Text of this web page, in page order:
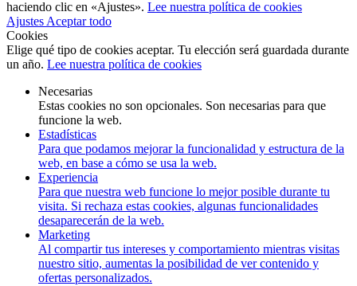
haciendo clic en «Ajustes». Lee nuestra política de cookies
Ajustes Aceptar todo
Cookies
Elige qué tipo de cookies aceptar. Tu elección será guardada durante
un año. Lee nuestra política de cookies
Necesarias
Estas cookies no son opcionales. Son necesarias para que
funcione la web.
Estadísticas
Para que podamos mejorar la funcionalidad y estructura de la
web, en base a cómo se usa la web.
Experiencia
Para que nuestra web funcione lo mejor posible durante tu
visita. Si rechaza estas cookies, algunas funcionalidades
desaparecerán de la web.
Marketing
Al compartir tus intereses y comportamiento mientras visitas
nuestro sitio, aumentas la posibilidad de ver contenido y
ofertas personalizados.